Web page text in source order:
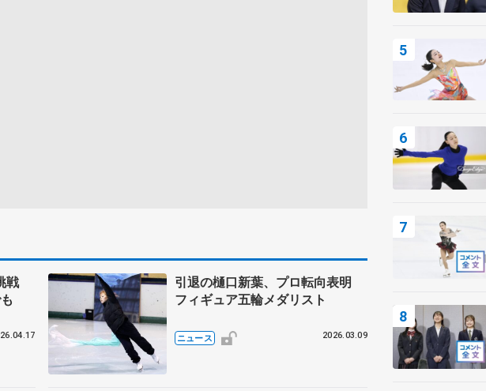
戦
引退の樋口新葉、プロ転向表明
フィギュア五輪メダリスト
ニュース 2026.03.09